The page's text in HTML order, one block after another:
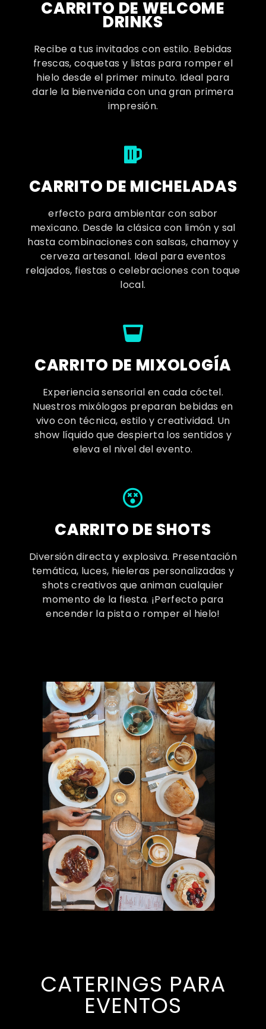
CARRITO DE WELCOME
DRINKS
Recibe a tus invitados con estilo. Bebidas
frescas, coquetas y listas para romper el
hielo desde el primer minuto. Ideal para
darle la bienvenida con una gran primera
impresión.
CARRITO DE MICHELADAS
erfecto para ambientar con sabor
mexicano. Desde la clásica con limón y sal
hasta combinaciones con salsas, chamoy y
cerveza artesanal. Ideal para eventos
relajados, fiestas o celebraciones con toque
local.
CARRITO DE MIXOLOGÍA
Experiencia sensorial en cada cóctel.
Nuestros mixólogos preparan bebidas en
vivo con técnica, estilo y creatividad. Un
show líquido que despierta los sentidos y
eleva el nivel del evento.
CARRITO DE SHOTS
Diversión directa y explosiva. Presentación
temática, luces, hieleras personalizadas y
shots creativos que animan cualquier
momento de la fiesta. ¡Perfecto para
encender la pista o romper el hielo!
CATERINGS PARA
EVENTOS